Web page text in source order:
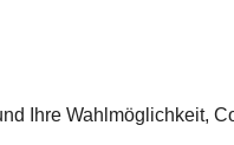
Ihre Wahlmöglichkeit,